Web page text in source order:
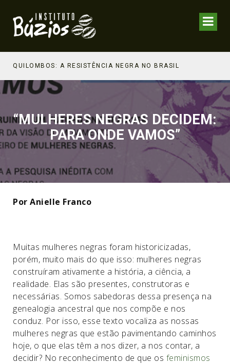
QUILOMBOS: A RESISTÊNCIA NEGRA NO BRASIL
“MULHERES NEGRAS DECIDEM:
PARA ONDE VAMOS”
Por Anielle Franco
Muitas mulheres negras foram historicizadas,
porém, muito mais do que isso: mulheres negras
construíram ativamente a história, a ciência, a
realidade. Elas são presentes, construtoras e
necessárias. Somos sabedoras dessa presença na
genealogia ancestral que nos compõe e nos
conduz. Por isso, esse texto vocaliza as nossas
mulheres negras que estão pavimentando caminhos
hoje, o que elas têm a nos dizer, a nos contar, a
decidir? No reconhecimento de que os feminismos